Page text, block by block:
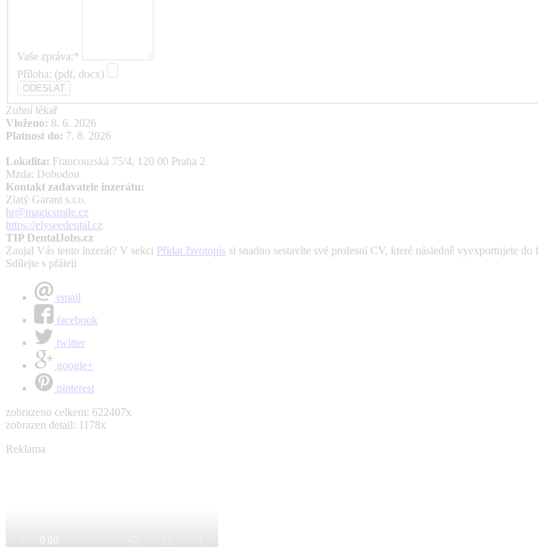
Vaše zpráva:*
Příloha: (pdf, docx)
Zubní lékař
Vloženo: 8. 6. 2026
Platnost do: 7. 8. 2026
Lokalita: Francouzská 75/4, 120 00 Praha 2
Mzda: Dohodou
Kontakt zadavatele inzerátu:
Zlatý Garant s.r.o.
hr@magicsmile.cz
https://elyseedental.cz
TIP DentalJobs.cz
Zaujal Vás tento inzerát? V sekci Přidat životopis si snadno sestavíte své profesní CV, které následně vyexportujete
Sdílejte s přáteli
email
facebook
twitter
google+
pinterest
zobrazeno celkem: 622407x
zobrazen detail: 1178x
Reklama